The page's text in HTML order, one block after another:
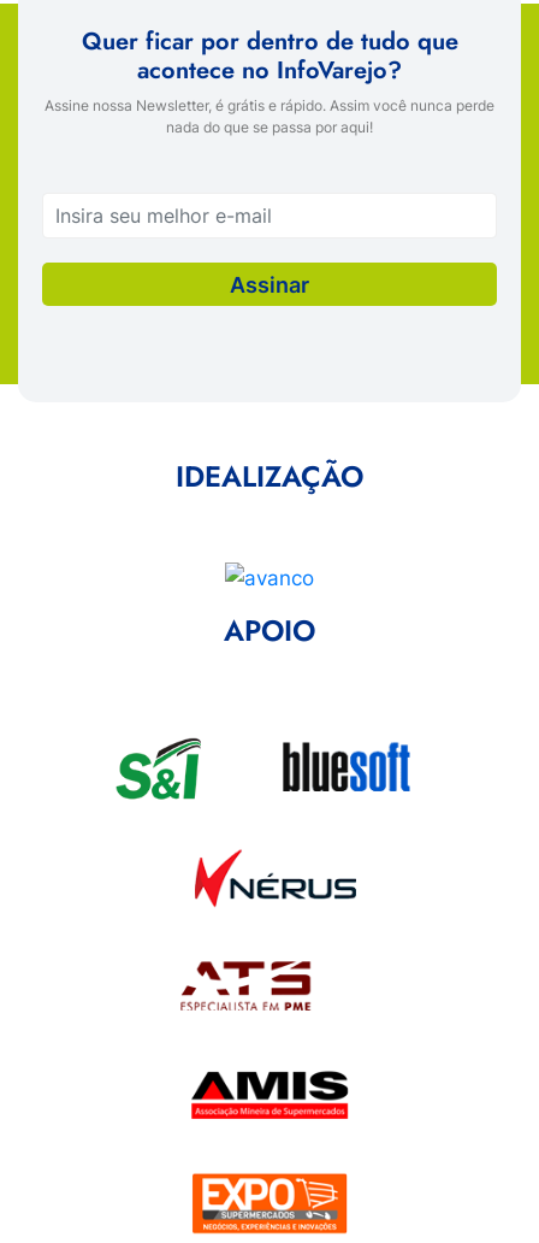
Quer ficar por dentro de tudo que
acontece no InfoVarejo?
Assine nossa Newsletter, é grátis e rápido. Assim você nunca perde
nada do que se passa por aqui!
IDEALIZAÇÃO
APOIO